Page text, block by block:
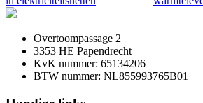
navigatie
Overtoompassage 2
3353 HE Papendrecht
KvK nummer: 65134206
BTW nummer: NL855993765B01